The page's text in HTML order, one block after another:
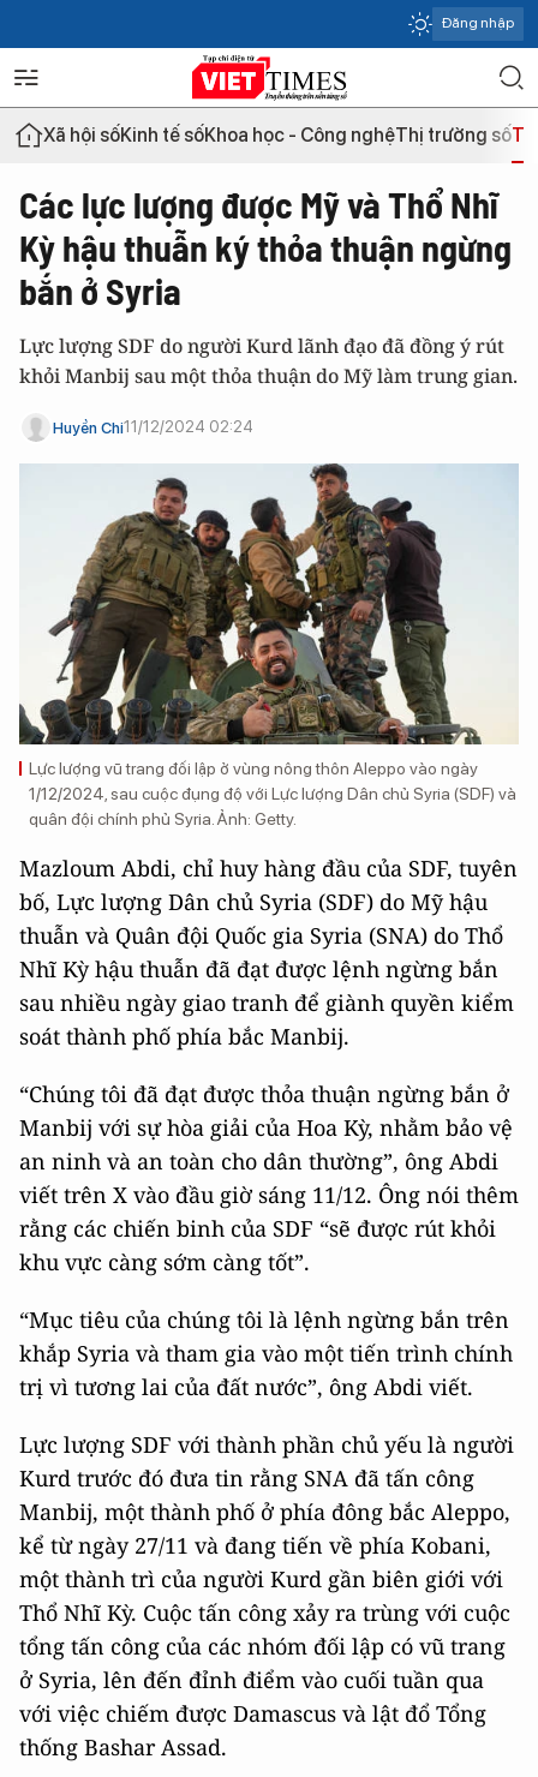
Đăng nhập
Xã hội sốKinh tế sốKhoa học - Công nghệThị trường số
Các lực lượng được Mỹ và Thổ Nhĩ
Kỳ hậu thuẫn ký thỏa thuận ngừng
bắn ở Syria
Lực lượng SDF do người Kurd lãnh đạo đã đồng ý rút
khỏi Manbij sau một thỏa thuận do Mỹ làm trung gian.
Huyền Chi11/12/2024 02:24
Lực lượng vũ trang đối lập ở vùng nông thôn Aleppo vào ngày
1/12/2024, sau cuộc đụng độ với Lực lượng Dân chủ Syria (SDF) và
quân đội chính phủ Syria. Ảnh: Getty.
Mazloum Abdi, chỉ huy hàng đầu của SDF, tuyên
bố, Lực lượng Dân chủ Syria (SDF) do Mỹ hậu
thuẫn và Quân đội Quốc gia Syria (SNA) do Thổ
Nhĩ Kỳ hậu thuẫn đã đạt được lệnh ngừng bắn
sau nhiều ngày giao tranh để giành quyền kiểm
soát thành phố phía bắc Manbij.
“Chúng tôi đã đạt được thỏa thuận ngừng bắn ở
Manbij với sự hòa giải của Hoa Kỳ, nhằm bảo vệ
an ninh và an toàn cho dân thường”, ông Abdi
viết trên X vào đầu giờ sáng 11/12. Ông nói thêm
rằng các chiến binh của SDF “sẽ được rút khỏi
khu vực càng sớm càng tốt”.
“Mục tiêu của chúng tôi là lệnh ngừng bắn trên
khắp Syria và tham gia vào một tiến trình chính
trị vì tương lai của đất nước”, ông Abdi viết.
Lực lượng SDF với thành phần chủ yếu là người
Kurd trước đó đưa tin rằng SNA đã tấn công
Manbij, một thành phố ở phía đông bắc Aleppo,
kể từ ngày 27/11 và đang tiến về phía Kobani,
một thành trì của người Kurd gần biên giới với
Thổ Nhĩ Kỳ. Cuộc tấn công xảy ra trùng với cuộc
tổng tấn công của các nhóm đối lập có vũ trang
ở Syria, lên đến đỉnh điểm vào cuối tuần qua
với việc chiếm được Damascus và lật đổ Tổng
thống Bashar Assad.